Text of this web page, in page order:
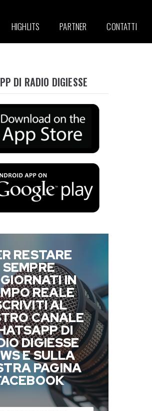
HIGHLITS PARTNER CONTATTI
DI RADIO DIGIESSE
RESTARE
SEMPRE
IN
REALE
AL
CANALE
DI
DIGIESSE
E SULLA
PAGINA